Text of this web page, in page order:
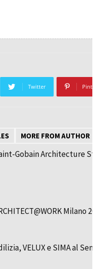
Twitter
MORE FROM AUTHOR
Gobain Architecture
Milano
VELUX e SIMA al